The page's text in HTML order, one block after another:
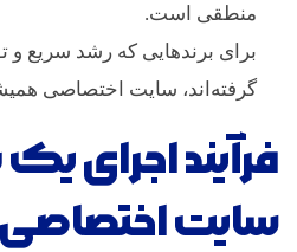
منطقی است.
برای برندهایی که رشد سریع
گرفته‌اند، سایت اختصاصی
فرآیند اجرای
سایت اختصاصی